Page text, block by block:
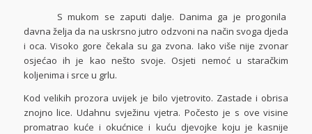
S mukom se zaputi dalje. Danima ga je progonila
davna želja da na uskrsno jutro odzvoni na način svoga djeda
i oca. Visoko gore čekala su ga zvona. Iako više nije zvonar
osjećao ih je kao nešto svoje. Osjeti nemoć u staračkim
koljenima i srce u grlu.
Kod velikih prozora uvijek je bilo vjetrovito. Zastade i obrisa
znojno lice. Udahnu svježinu vjetra. Počesto je s ove visine
promatrao kuće i okućnice i kuću djevojke koju je kasnije